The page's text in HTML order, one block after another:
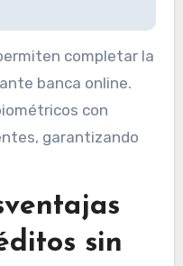
completar la
banca online.
con
garantizando
sin